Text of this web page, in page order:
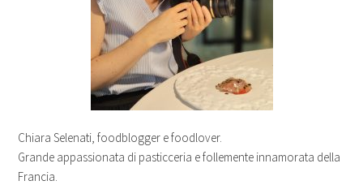
Chiara Selenati, foodblogger e foodlover.
Grande appassionata di pasticceria e follemente innamorata della
Francia.